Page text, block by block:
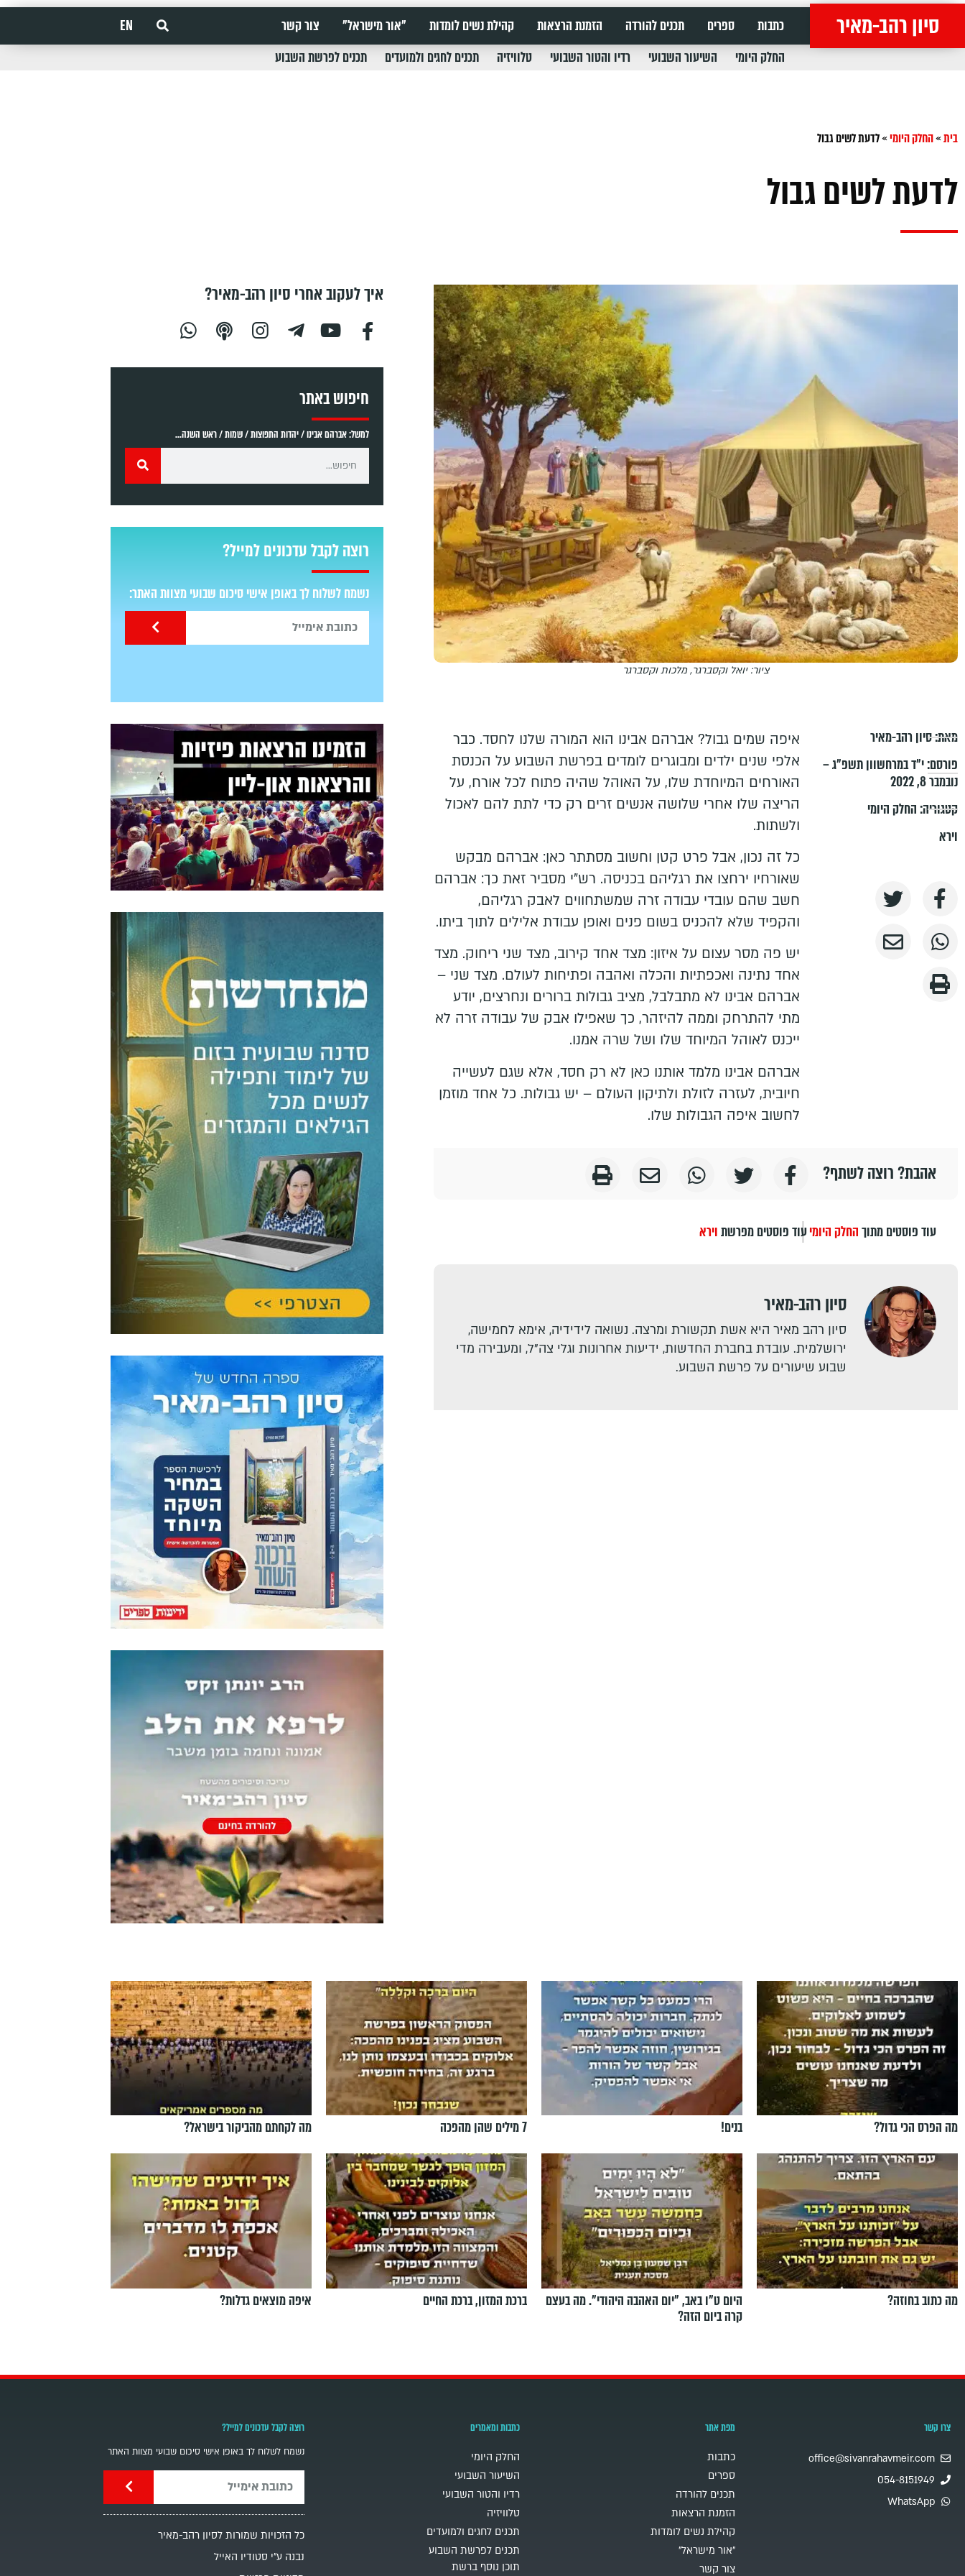
סיון רהב-מאיר כתבות ספרים תכנים להורדה הזמנת הרצאות קהילת נשים לומדות "אור מישראל" צור קשר
EN
החלק היומי
השיעור השבועי רדיו והטור השבועי טלוויזיה תכנים לחגים ולמועדים תכנים לפרשת השבוע
בית»החלק היומי»‏לדעת לשים גבול
‏לדעת לשים גבול
ציור: יואל וקסברגר, מלכות וקסברגר
מאת:סיון רהב-מאיר
פורסם:י״ד במרחשוון תשפ״ג –
נובמבר 8, 2022
קטגוריה:החלק היומי
וירא
איפה שמים גבול? אברהם אבינו הוא המורה שלנו לחסד. כבר
אלפי שנים ילדים ומבוגרים לומדים בפרשת השבוע על הכנסת
האורחים המיוחדת שלו, על האוהל שהיה פתוח לכל אורח, על
הריצה שלו אחרי שלושה אנשים זרים רק כדי לתת להם לאכול
ולשתות.
כל זה נכון, אבל פרט קטן וחשוב מסתתר כאן: אברהם מבקש
שאורחיו ירחצו את רגליהם בכניסה. רש"י מסביר זאת כך: אברהם
חשב שהם עובדי עבודה זרה שמשתחווים לאבק רגליהם,
והקפיד שלא להכניס בשום פנים ואופן עבודת אלילים לתוך ביתו.
יש פה מסר עצום על איזון: מצד אחד קירוב, מצד שני ריחוק. מצד
אחד נתינה ואכפתיות והכלה ואהבה ופתיחות לעולם. מצד שני –
אברהם אבינו לא מתבלבל, מציב גבולות ברורים ונחרצים, יודע
מתי להתרחק וממה להיזהר, כך שאפילו אבק של עבודה זרה לא
ייכנס לאוהל המיוחד שלו ושל שרה אמנו.
אברהם אבינו מלמד אותנו כאן לא רק חסד, אלא שגם לעשייה
חיובית, לעזרה לזולת ולתיקון העולם – יש גבולות. כל אחד מוזמן
לחשוב איפה הגבולות שלו.
אהבת? רוצה לשתף?
עוד פוסטים מתוךהחלק היומיעוד פוסטים מפרשתוירא
סיון רהב-מאיר
סיון רהב מאיר היא אשת תקשורת ומרצה. נשואה לידידיה, אימא לחמישה,
ירושלמית. עובדת בחברת החדשות, ידיעות אחרונות וגלי צה"ל, ומעבירה מדי
שבוע שיעורים על פרשת השבוע.
איך לעקוב אחרי סיון רהב-מאיר?
חיפוש באתר
למשל: אברהם אבינו / יהדות התפוצות / שמות / ראש השנה...
רוצה לקבל עדכונים למייל?
נשמח לשלוח לך באופן אישי סיכום שבועי מצוות האתר:
מה הפרס הכי גדול? בנים! 7 מילים שהן מהפכה מה לקחתם מהביקור בישראל?
מה כתוב בחוזה?
היום ט"ו באב, ”יום האהבה היהודי". מה בעצם
קרה ביום הזה?
ברכת המזון, ברכת החיים איפה מוצאים גדלות?
צרו קשר
office@sivanrahavmeir.com
054-8151949
WhatsApp
מפת אתר
כתבות
ספרים
תכנים להורדה
הזמנת הרצאות
קהילת נשים לומדות
"אור מישראל"
צור קשר
כתבות ומאמרים
החלק היומי
השיעור השבועי
רדיו והטור השבועי
טלוויזיה
תכנים לחגים ולמועדים
תכנים לפרשת השבוע
תוכן נוסף ברשת
רוצה לקבל עדכונים למייל?
נשמח לשלוח לך באופן אישי סיכום שבועי מצוות האתר
כל הזכויות שמורות לסיון רהב-מאיר
נבנה ע"י סטודיו האייל